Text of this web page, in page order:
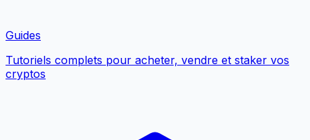
Guides
Tutoriels complets pour acheter, vendre et staker vos
cryptos